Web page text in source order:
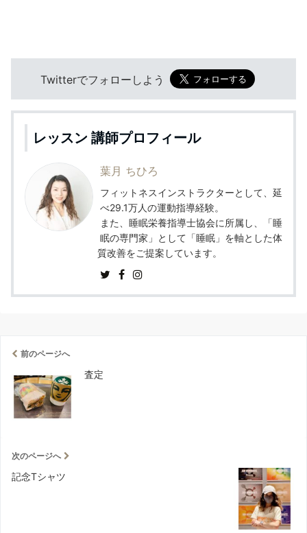
Twitterでフォローしよう
レッスン 講師プロフィール
葉月 ちひろ
フィットネスインストラクターとして、延
べ29.1万人の運動指導経験。
また、睡眠栄養指導士協会に所属し、「睡
眠の専門家」として「睡眠」を軸とした体
質改善をご提案しています。
前のページへ
査定
次のページへ
記念Tシャツ